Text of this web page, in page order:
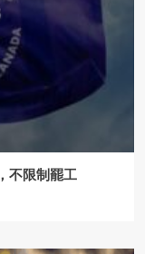
不限制罷工